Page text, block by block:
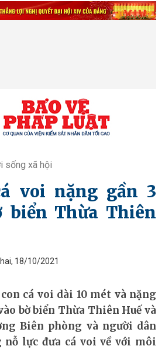
sống xã hội
voi nặng gần 3
biển Thừa Thiên
18/10/2021
cá voi dài 10 mét và nặng
bờ biển Thừa Thiên Huế và
Biên phòng và người dân
nỗ lực đưa cá voi về với môi